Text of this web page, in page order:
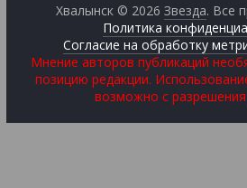
Хвалынск © 2026Звезда. Все
Политика
Согласие на обработку
Мнение авторов публикаций
позицию редакции.
возможно с разрешения